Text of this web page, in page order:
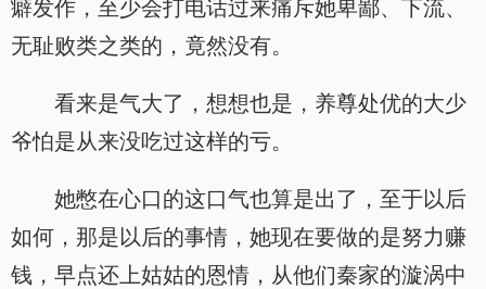
癖发作，至少会打电话过来痛斥她卑鄙、下流、
无耻败类之类的，竟然没有。
看来是气大了，想想也是，养尊处优的大少
爷怕是从来没吃过这样的亏。
她憋在心口的这口气也算是出了，至于以后
如何，那是以后的事情，她现在要做的是努力赚
钱，早点还上姑姑的恩情，从他们秦家的漩涡中